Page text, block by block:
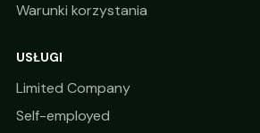
Warunki korzystania
USŁUGI
Limited Company
Self-employed